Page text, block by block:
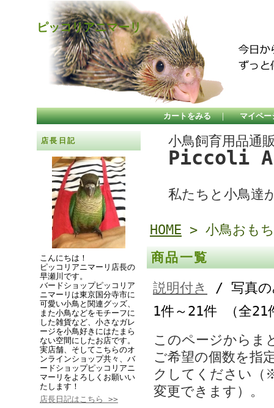
ピッコリアニマーリ
カートをみる ｜ マイペー
店長日記
こんにちは！
ピッコリアニマーリ店長の
早瀬川です。
バードショップピッコリア
ニマーリは東京国分寺市に
可愛い小鳥と関連グッズ、
また小鳥などをモチーフに
した雑貨など、小さなガレ
ージを小鳥好きにはたまら
ない空間にしたお店です。
実店舗、そしてこちらのオ
ンラインショップ共々、バ
ードショップピッコリアニ
マーリをよろしくお願いい
たします！
店長日記はこちら >>
小鳥飼育用品通
Piccoli
私たちと小鳥達
HOME > 小鳥おも
商品一覧
説明付き
/ 写真の
1件～21件 （全21
このページからま
ご希望の個数を指
クしてください（
変更できます）。